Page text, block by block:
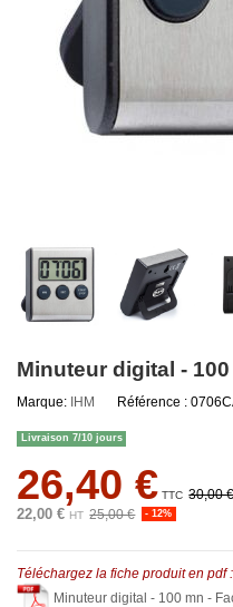
Minuteur digital -
Marque: IHM Référence :
Livraison 7/10 jours
26,40 € TTC 30,00
22,00 € HT 25,00 € - 12%
Téléchargez la fiche produit en pdf :
Minuteur digital - 100 mn -